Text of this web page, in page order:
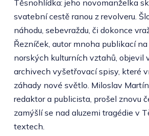
Těsnohlídka: jeho novomanželka
svatební cestě ranou z revolveru.
náhodu, sebevraždu, či dokonce
Řezníček, autor mnoha publikací
norských kulturních vztahů, objevil
archivech vyšetřovací spisy, které
záhady nové světlo. Miloslav
redaktor a publicista, prošel znovu
zamýšlí se nad aluzemi tragédie v
textech.